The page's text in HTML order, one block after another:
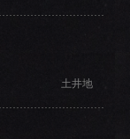
土井地